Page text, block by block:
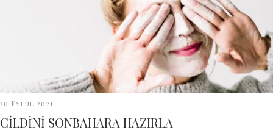
20 Eylül 2021
CİLDİNİ SONBAHARA HAZIRLA